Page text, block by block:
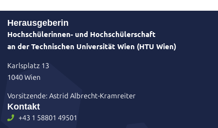
Herausgeberin
Hochschülerinnen- und Hochschülerschaft
an der Technischen Universität Wien (HTU Wien)
Karlsplatz 13
1040 Wien
Vorsitzende: Astrid Albrecht-Kramreiter
Kontakt
+43 1 58801 49501